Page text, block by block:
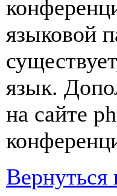
языковой
язык.
на сайте
Вернуться